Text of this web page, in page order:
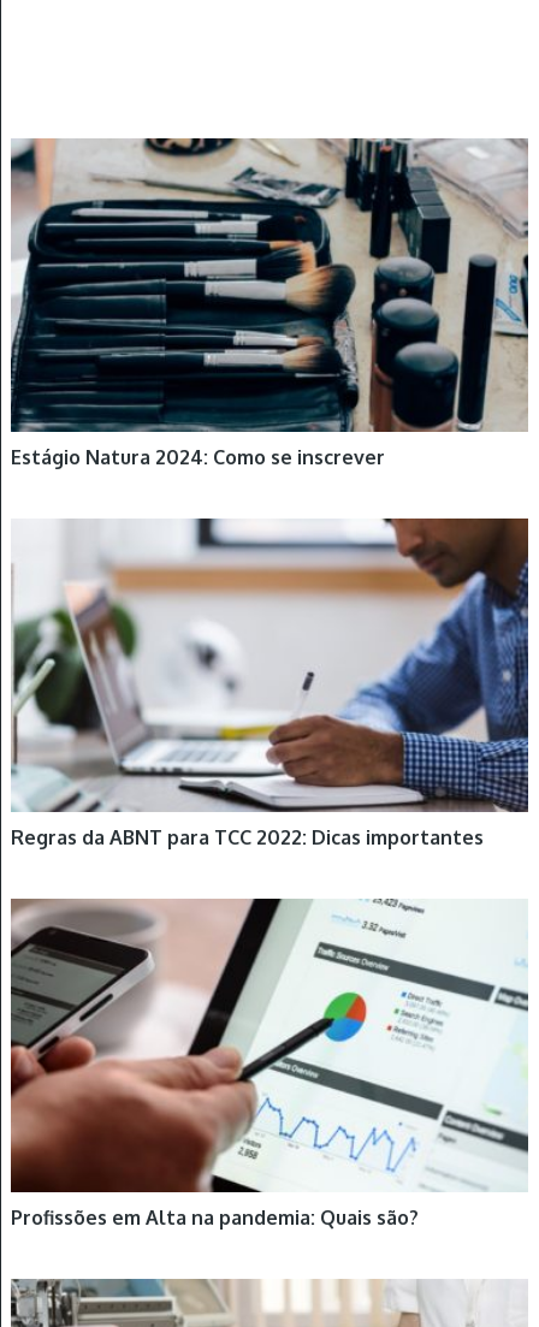
ESTÁGIOS
Estágio Natura 2024: Como se inscrever
Regras da ABNT para TCC 2022: Dicas importantes
DICAS NO TRABALHO
Profissões em Alta na pandemia: Quais são?
CURSOS